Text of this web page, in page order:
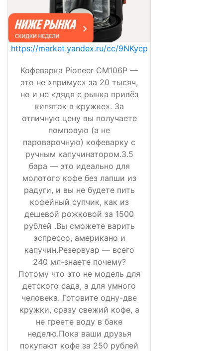
https://market.yandex.ru/cc/9NKycp
Кофеварка Pioneer CM106P —
это не «примус» за 20 тысяч,
но и не «дядя с рынка привёз
кипяток в кружке». За
отличную цену вы получаете
помповую (а не
пароварочную) кофеварку с
ручным капучинатором.3.5
бара — это идеально для
молотого кофе без лапши из
радуги, и вы не будете пить
кофейный супчик, как из
дешевой рожковой за 1500
рублей .Вы сможете варить
эспрессо, американо и
капучин.Резервуар — всего
240 мл-знаете почему?
Потому что это не модель для
детского сада, а для умного
человека. Готовите одну-две
кружки, сразу свежий кофе, а
не греете воду в баке
неделю.Пока ваши друзья
покупают кофе за 250 рублей